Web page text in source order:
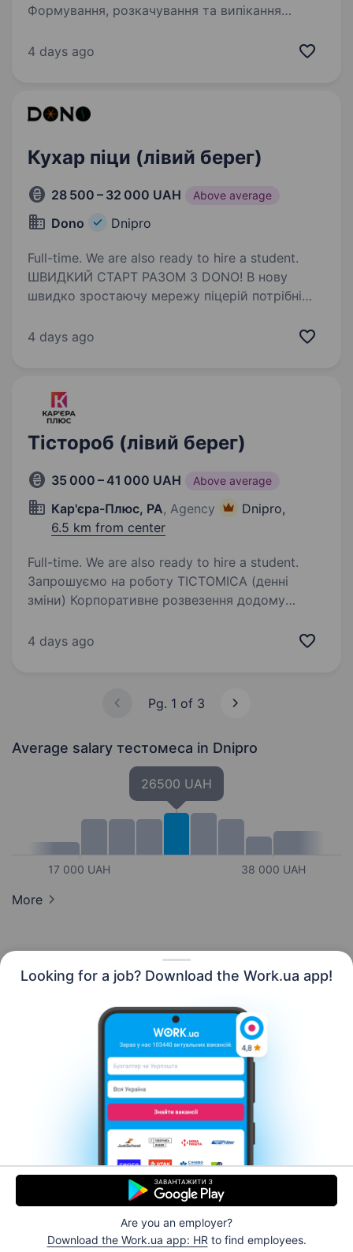
Looking for a job? Download the Work.ua app!
Are you an employer?
Download the Work.ua app: HR to find employees.
Формування, розкачування та випікання
Підготовка тіста до виробничого процесу;
4 days ago
Кухар піци (лівий берег)
28 500 – 32 000 UAH Above average
Dono Dnipro
Full-time. We are also ready to hire a student.
ШВИДКИЙ СТАРТ РАЗОМ З DONO! В нову
швидко зростаючу мережу піцерій потрібні
піцу — легко! Готові цьому навчити і тебе!
4 days ago
Тістороб (лівий берег)
35 000 – 41 000 UAH Above average
Кар'єра-Плюс, РА, Agency
Dnipro,
6.5 km from center
Full-time. We are also ready to hire a student.
Запрошуємо на роботу ТІСТОМІСА (денні
зміни) Корпоративне розвезення додому
Обов’язки: Робота з промисловим тістомісом
4 days ago
Pg. 1 of 3
Average salary тестомеса in Dnipro
17 000 UAH
26500 UAH
38 000 UAH
More
Contact us About us
Сareer
Help Terms of use
© 2006–2026 Work.ua. Ukraine's #1 job service.